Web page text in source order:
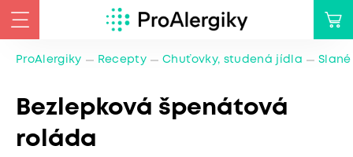
ProAlergiky Recepty Chuťovky, studená jídla
Bezlepková špenátová
roláda